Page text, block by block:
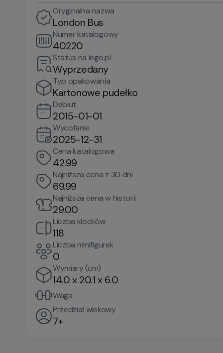
Oryginalna nazwa
London Bus
Numer katalogowy
40220
Status na lego.pl
Wyprzedany
Typ opakowania
Kartonowe pudełko
Debiut
2015-01-01
Wycofanie
2025-12-31
Cena katalogowa
42.99
Najniższa cena z 30 dni
69.99
Najniższa cena w historii
29.00
Liczba klocków
118
Liczba minifigurek
0
Wymiary (cm)
14.0 x 20.1 x 6.0
Waga
Przedział wiekowy
7+